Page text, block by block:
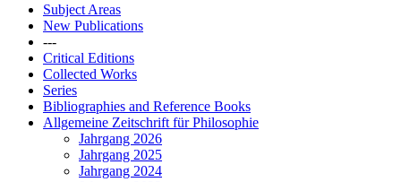
Subject Areas
New Publications
---
Critical Editions
Collected Works
Series
Bibliographies and Reference Books
Allgemeine Zeitschrift für Philosophie
Jahrgang 2026
Jahrgang 2025
Jahrgang 2024